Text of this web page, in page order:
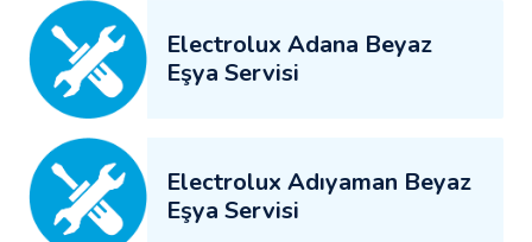
Electrolux Adana Beyaz
Eşya Servisi
Electrolux Adıyaman Beyaz
Eşya Servisi